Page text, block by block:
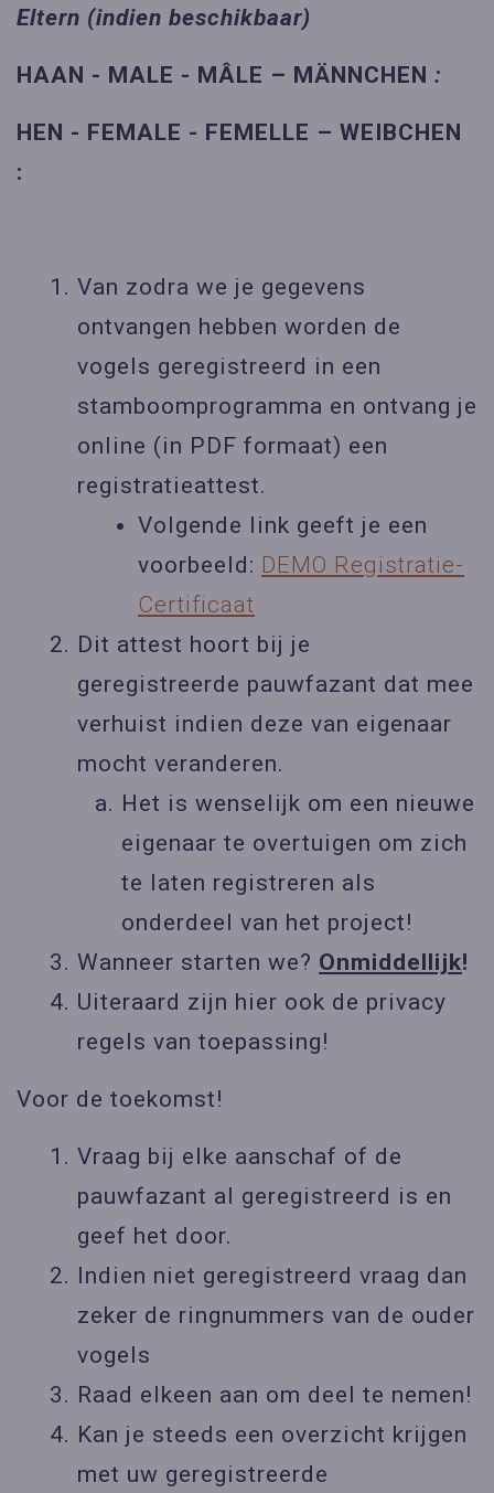
Eltern (indien beschikbaar)
HAAN - MALE - MÂLE – MÄNNCHEN :
HEN - FEMALE - FEMELLE – WEIBCHEN
:
Van zodra we je gegevens
ontvangen hebben worden de
vogels geregistreerd in een
stamboomprogramma en ontvang je
online (in PDF formaat) een
registratieattest.
Volgende link geeft je een
voorbeeld: DEMO Registratie-
Certificaat
Dit attest hoort bij je
geregistreerde pauwfazant dat mee
verhuist indien deze van eigenaar
mocht veranderen.
Het is wenselijk om een nieuwe
eigenaar te overtuigen om zich
te laten registreren als
onderdeel van het project!
Wanneer starten we? Onmiddellijk!
Uiteraard zijn hier ook de privacy
regels van toepassing!
Voor de toekomst!
Vraag bij elke aanschaf of de
pauwfazant al geregistreerd is en
geef het door.
Indien niet geregistreerd vraag dan
zeker de ringnummers van de ouder
vogels
Raad elkeen aan om deel te nemen!
Kan je steeds een overzicht krijgen
met uw geregistreerde